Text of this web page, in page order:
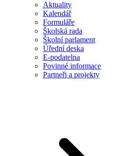
Aktuality
Kalendář
Formuláře
Školská rada
Školní parlament
Úřední deska
E-podatelna
Povinné informace
Partneři a projekty